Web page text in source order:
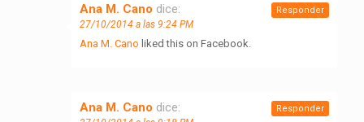
Ana M. Cano dice:
27/10/2014 a las 9:24 PM
Ana M. Cano liked this on Facebook.
Responder
Ana M. Cano dice: Responder